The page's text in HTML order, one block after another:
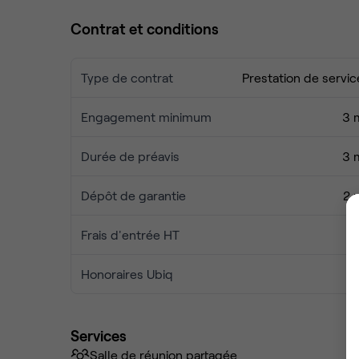
Contrat et conditions
Type de contrat Prestation de
Engagement minimum 3
Durée de préavis 3
Dépôt de garantie 2
Frais d'entrée HT
Honoraires Ubiq
Services
Salle de réunion partagée